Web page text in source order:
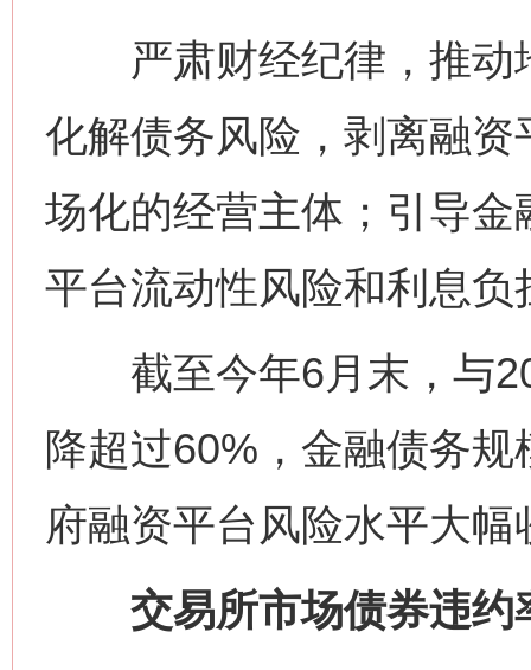
严肃财经纪律，推动
化解债务风险，剥离融
场化的经营主体；引导
平台流动性风险和利息负
截至今年6月末，与
降超过60%，金融债务
府融资平台风险水平大幅
交易所市场债券违约